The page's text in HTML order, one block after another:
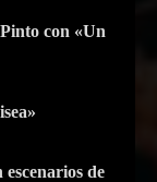
con «Un
de